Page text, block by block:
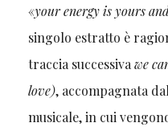
«your energy is yours
singolo estratto è
traccia successivawe
love), accompagnata
musicale, in cui